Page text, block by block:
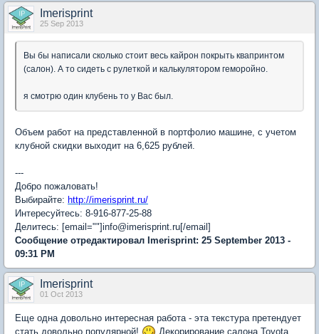
Imerisprint
25 Sep 2013
Вы бы написали сколько стоит весь кайрон покрыть квапринтом
(салон). А то сидеть с рулеткой и калькулятором геморойно.
я смотрю один клубень то у Вас был.
Объем работ на представленной в портфолио машине, с учетом
клубной скидки выходит на 6,625 рублей.
---
Добро пожаловать!
Выбирайте: http://imerisprint.ru/
Интересуйтесь: 8-916-877-25-88
Делитесь: [email=""]info@imerisprint.ru[/email]
Сообщение отредактировал Imerisprint: 25 September 2013 -
09:31 PM
Imerisprint
01 Oct 2013
Еще одна довольно интересная работа - эта текстура претендует
стать довольно популярной!
Декорирование салона Toyota